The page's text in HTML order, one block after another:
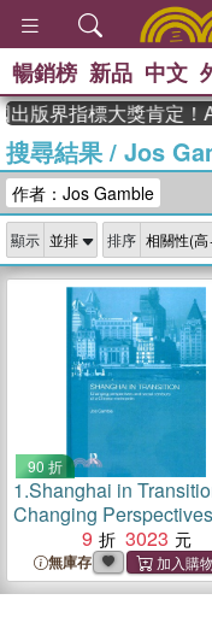
暢銷榜 新品 中文
版界指標大獎肯定！
搜尋結果/ Jos
作者：Jos Gamble
顯示 排序
90 折
1.Shanghai in
Changing
Social Contours of a
Chinese Metropolis
9 3023
無庫存